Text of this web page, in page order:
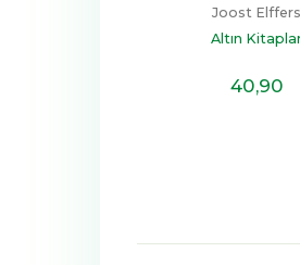
Paul Kalanithi
Altın
12,30